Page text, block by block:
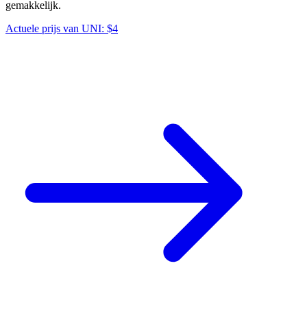
gemakkelijk.
Actuele prijs van UNI: $4